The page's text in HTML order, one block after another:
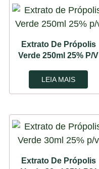
Extrato De Própolis
Verde 250ml 25% P/v
LEIA MAIS
Extrato De Própolis